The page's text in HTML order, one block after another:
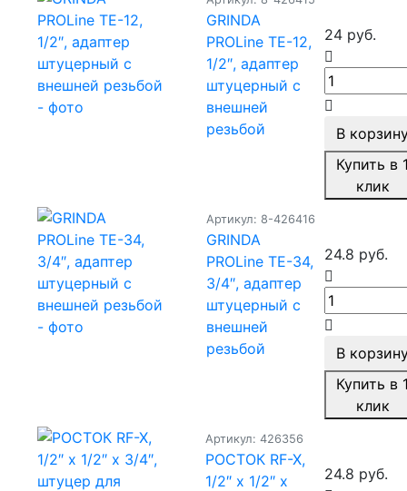
GRINDA
PROLine TE-12,
1/2″, адаптер
штуцерный с
внешней
резьбой
24 руб.
В
Купить в
клик
Артикул: 8-426416
GRINDA
PROLine TE-34,
3/4″, адаптер
штуцерный с
внешней
резьбой
24.8 руб.
В
Купить в
клик
Артикул: 426356
РОСТОК RF-X,
1/2″ х 1/2″ x
24.8 руб.